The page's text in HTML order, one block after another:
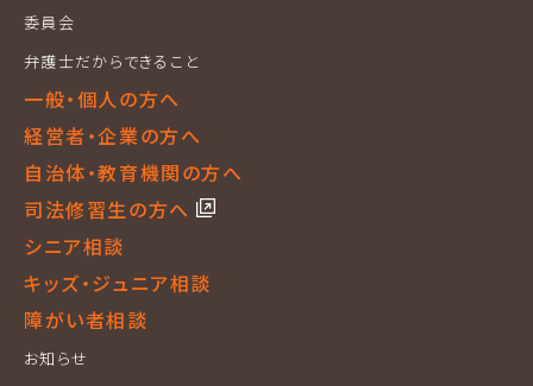
委員会
弁護士だからできること
一般・個人の方へ
経営者・企業の方へ
自治体・教育機関の方へ
司法修習生の方へ
シニア相談
キッズ・ジュニア相談
障がい者相談
お知らせ